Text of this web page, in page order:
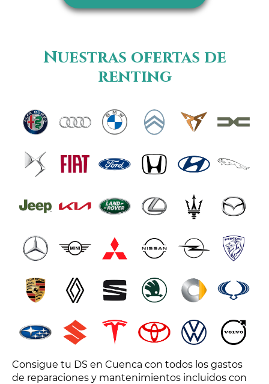
Nuestras ofertas de
renting
Consigue tu DS en Cuenca con todos los gastos
de reparaciones y mantenimientos incluidos con